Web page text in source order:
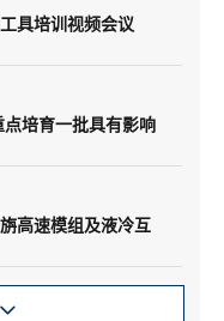
具培训视频会议
培育一批具有影响
高速模组及液冷互
